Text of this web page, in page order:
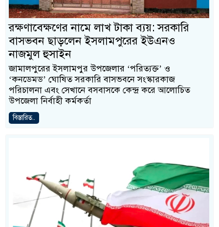
রক্ষণাবেক্ষণের নামে লাখ টাকা ব্যয়: সরকারি
বাসভবন ছাড়লেন ইসলামপুরের ইউএনও
নাজমুল হুসাইন
জামালপুরের ইসলামপুর উপজেলার ‘পরিত্যক্ত’ ও
‘কনডেমড’ ঘোষিত সরকারি বাসভবনে সংস্কারকাজ
পরিচালনা এবং সেখানে বসবাসকে কেন্দ্র করে আলোচিত
উপজেলা নির্বাহী কর্মকর্তা
বিস্তারিত..